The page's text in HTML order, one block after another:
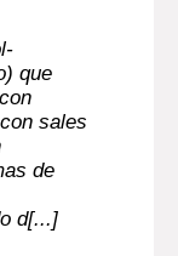
que
sales
de
d[...]